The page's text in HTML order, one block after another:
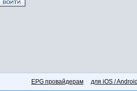
EPG провайдерам для iOS /